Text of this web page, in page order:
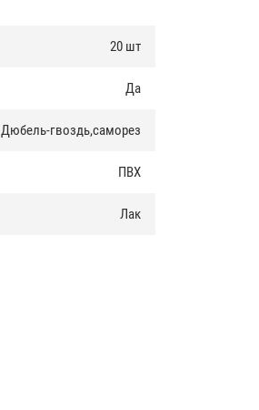
20 шт
Да
Дюбель-гвоздь,саморез
ПВХ
Лак